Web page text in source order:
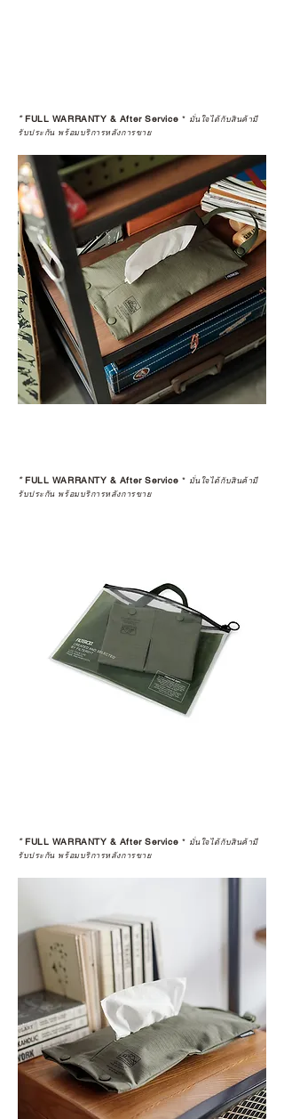
*FULL WARRANTY & After Service * มั่นใจได้กับสินค้ามี
รับประกัน พร้อมบริการหลังการขาย
*FULL WARRANTY & After Service * มั่นใจได้กับสินค้ามี
รับประกัน พร้อมบริการหลังการขาย
*FULL WARRANTY & After Service * มั่นใจได้กับสินค้ามี
รับประกัน พร้อมบริการหลังการขาย